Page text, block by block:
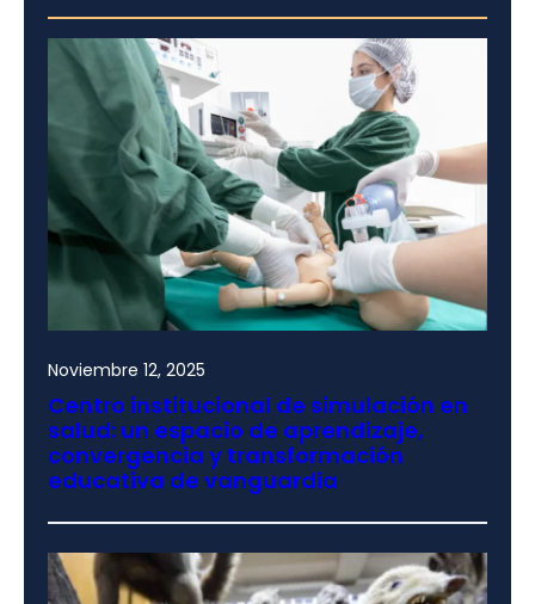
Noviembre 12, 2025
Centro institucional de simulación en
salud: un espacio de aprendizaje,
convergencia y transformación
educativa de vanguardia